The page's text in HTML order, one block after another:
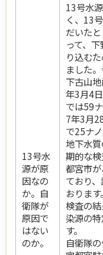
13号水
源が原
因なの
か。自
衛隊が
原因で
はない
のか。
13号水
く、13
だいた
って、
り込む
ました
下古山
年3月4
では59
7年3月
で25ナ
地下水
期的な
都宮市
ており
おりま
検査の
染源の
す。
自衛隊